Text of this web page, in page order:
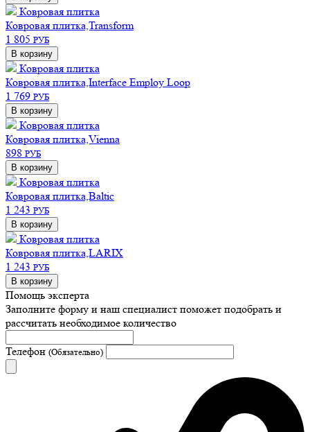
Ковровая плитка
Ковровая плитка,Transform
1 805 РУБ
В корзину
Ковровая плитка
Ковровая плитка,Interface Employ Loop
1 769 РУБ
В корзину
Ковровая плитка
Ковровая плитка,Vienna
898 РУБ
В корзину
Ковровая плитка
Ковровая плитка,Baltic
1 243 РУБ
В корзину
Ковровая плитка
Ковровая плитка,LARIX
1 243 РУБ
В корзину
Помощь эксперта
Заполните форму и наш специалист поможет подобрать и
рассчитать необходимое количество
Телефон (Обязательно)